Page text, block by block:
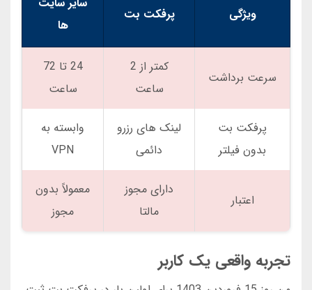
ویژگی پرفکت بت
ها
سرعت برداشت
کمتر از 2
ساعت
24 تا 72
ساعت
پرفکت بت
بدون فیلتر
لینک های رزرو
دائمی
وابسته به
VPN
اعتبار
دارای مجوز
مالتا
معمولاً بدون
مجوز
تجربه واقعی یک کاربر